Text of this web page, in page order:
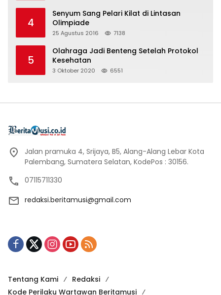
4
Senyum Sang Pelari Kilat di Lintasan
Olimpiade
25 Agustus 2016 7138
5
Olahraga Jadi Benteng Setelah Protokol
Kesehatan
3 Oktober 2020 6551
Jalan pramuka 4, Srijaya, B5, Alang-Alang Lebar Kota
Palembang, Sumatera Selatan, KodePos : 30156.
07115711330
redaksi.beritamusi@gmail.com
Tentang Kami
Redaksi
Kode Perilaku Wartawan Beritamusi